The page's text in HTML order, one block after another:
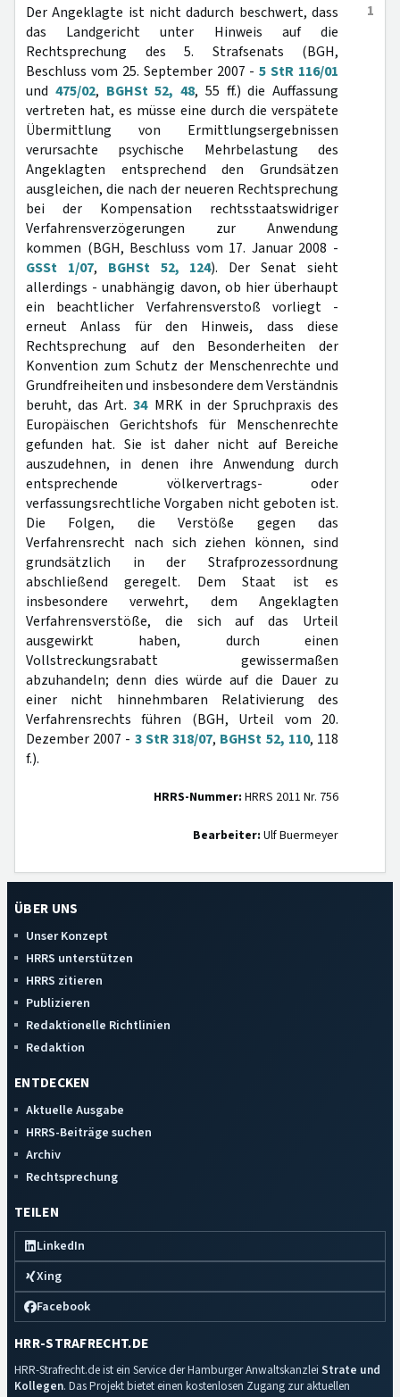
1
Der Angeklagte ist nicht dadurch beschwert, dass
das Landgericht unter Hinweis auf die
Rechtsprechung des 5. Strafsenats (BGH,
Beschluss vom 25. September 2007 -5 StR 116/01
und 475/02, BGHSt 52, 48, 55 ff.) die Auffassung
vertreten hat, es müsse eine durch die verspätete
Übermittlung von Ermittlungsergebnissen
verursachte psychische Mehrbelastung des
Angeklagten entsprechend den Grundsätzen
ausgleichen, die nach der neueren Rechtsprechung
bei der Kompensation rechtsstaatswidriger
Verfahrensverzögerungen zur Anwendung
kommen (BGH, Beschluss vom 17. Januar 2008 -
GSSt 1/07, BGHSt 52, 124). Der Senat sieht
allerdings - unabhängig davon, ob hier überhaupt
ein beachtlicher Verfahrensverstoß vorliegt -
erneut Anlass für den Hinweis, dass diese
Rechtsprechung auf den Besonderheiten der
Konvention zum Schutz der Menschenrechte und
Grundfreiheiten und insbesondere dem Verständnis
beruht, das Art.34MRK in der Spruchpraxis des
Europäischen Gerichtshofs für Menschenrechte
gefunden hat. Sie ist daher nicht auf Bereiche
auszudehnen, in denen ihre Anwendung durch
entsprechende völkervertrags- oder
verfassungsrechtliche Vorgaben nicht geboten ist.
Die Folgen, die Verstöße gegen das
Verfahrensrecht nach sich ziehen können, sind
grundsätzlich in der Strafprozessordnung
abschließend geregelt. Dem Staat ist es
insbesondere verwehrt, dem Angeklagten
Verfahrensverstöße, die sich auf das Urteil
ausgewirkt haben, durch einen
Vollstreckungsrabatt gewissermaßen
abzuhandeln; denn dies würde auf die Dauer zu
einer nicht hinnehmbaren Relativierung des
Verfahrensrechts führen (BGH, Urteil vom 20.
Dezember 2007 - 3 StR 318/07, BGHSt 52, 110, 118
f.).
HRRS-Nummer: HRRS 2011 Nr. 756
Bearbeiter: Ulf Buermeyer
ÜBER UNS
Unser Konzept
HRRS unterstützen
HRRS zitieren
Publizieren
Redaktionelle Richtlinien
Redaktion
ENTDECKEN
Aktuelle Ausgabe
HRRS-Beiträge suchen
Archiv
Rechtsprechung
TEILEN
LinkedIn
Xing
Facebook
HRR-STRAFRECHT.DE
HRR-Strafrecht.de ist ein Service der Hamburger Anwaltskanzlei Strate und
Kollegen. Das Projekt bietet einen kostenlosen Zugang zur aktuellen